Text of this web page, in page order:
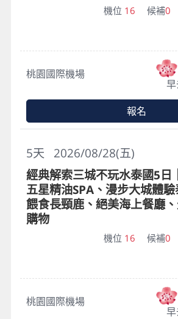
機位 16 候補0
桃園國際機場
報名
2026/08/28(五)
5天
經典解索三城不玩水泰國5日
五星精油SPA、漫步大城體
餵食長頸鹿、絕美海上餐廳
購物
機位 16 候補0
桃園國際機場